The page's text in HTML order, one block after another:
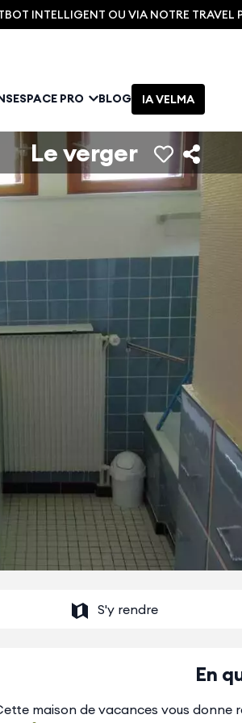
INTELLIGENT OU VIA NOTRE TRAVEL
ESPACE PRO BLOG IA VELMA
Le verger
S'y rendre
En
maison de vacances vous donne